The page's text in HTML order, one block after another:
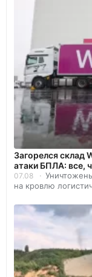
Загорелся склад
атаки БПЛА: все,
07.08
на кровлю